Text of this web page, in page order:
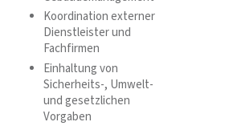
Koordination externer
Dienstleister und
Fachfirmen
Einhaltung von
Sicherheits-, Umwelt-
und gesetzlichen
Vorgaben